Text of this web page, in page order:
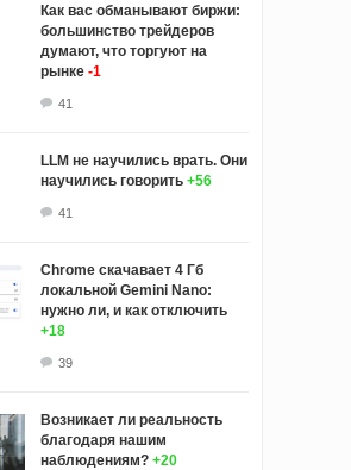
Как вас обманывают биржи:
большинство трейдеров
думают, что торгуют на
рынке -1
41
LLM не научились врать. Они
научились говорить +56
41
Chrome скачавает 4 Гб
локальной Gemini Nano:
нужно ли, и как отключить
+18
39
Возникает ли реальность
благодаря нашим
наблюдениям? +20